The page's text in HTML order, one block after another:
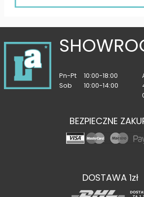
Pn-Pt
10:00-18:00
Sob
10:00-14:00
BEZPIECZNE
DOSTAWA 1zł